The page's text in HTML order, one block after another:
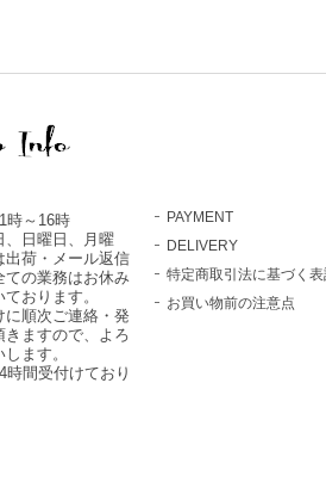
時～16時
、日曜日、月曜
出荷・メール返信
ての業務はお休み
おります。
に順次ご連絡・発
きますので、よろ
ます。
時間受付けており
PAYMENT
DELIVERY
特定商取引法に基づく
お買い物前の注意点